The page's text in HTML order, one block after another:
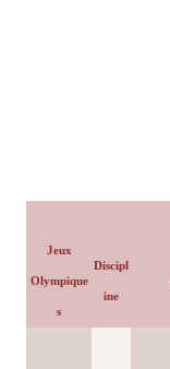
Jeux
Olympique
s
Discipl
ine